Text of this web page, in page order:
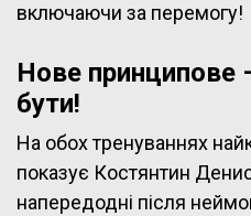
включаючи за перемогу!
Нове
бути!
На обох тренуваннях
показує Костянтин
напередодні після